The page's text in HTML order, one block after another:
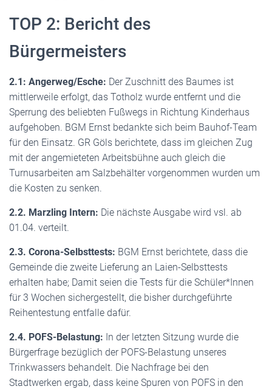
TOP 2: Bericht des
Bürgermeisters
2.1: Angerweg/Esche: Der Zuschnitt des Baumes ist
mittlerweile erfolgt, das Totholz wurde entfernt und die
Sperrung des beliebten Fußwegs in Richtung Kinderhaus
aufgehoben. BGM Ernst bedankte sich beim Bauhof-Team
für den Einsatz. GR Göls berichtete, dass im gleichen Zug
mit der angemieteten Arbeitsbühne auch gleich die
Turnusarbeiten am Salzbehälter vorgenommen wurden um
die Kosten zu senken.
2.2. Marzling Intern: Die nächste Ausgabe wird vsl. ab
01.04. verteilt.
2.3. Corona-Selbsttests: BGM Ernst berichtete, dass die
Gemeinde die zweite Lieferung an Laien-Selbsttests
erhalten habe; Damit seien die Tests für die Schüler*Innen
für 3 Wochen sichergestellt, die bisher durchgeführte
Reihentestung entfalle dafür.
2.4. POFS-Belastung: In der letzten Sitzung wurde die
Bürgerfrage bezüglich der POFS-Belastung unseres
Trinkwassers behandelt. Die Nachfrage bei den
Stadtwerken ergab, dass keine Spuren von POFS in den